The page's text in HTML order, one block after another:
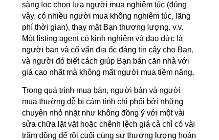
sàng lọc chọn lựa người mua nghiêm túc (đúng
vậy, có nhiều người mua không nghiêm túc, lãng
phí thời gian), thay mặt Bạn thương lượng, v.v.
Một listing agent có kinh nghiệm và đạo đức là
người bạn và cố vấn địa ốc đáng tin cậy cho Bạn,
và người đó biết cách giúp Bạn bán căn nhà với
giá cao nhất mà không mất người mua tiềm năng.
Trong quá trình mua bán, người bán và người
mua thường dễ bị cảm tình chi phối bởi những
chuyện nhỏ nhặt như không đồng ý với một vài
sửa chữa lặt vặt hoặc chênh lệch giá cả chỉ có vài
trăm đồng để rồi cuối cùng sự thương lượng hoàn